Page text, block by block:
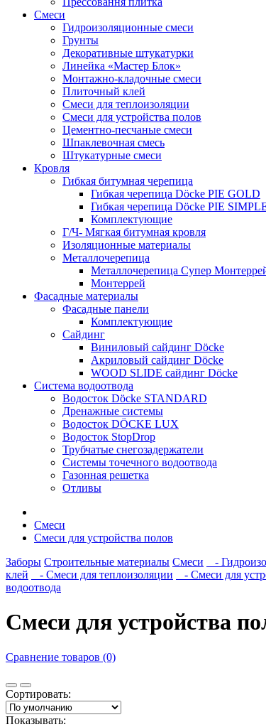
Смеси
Гидроизоляционные смеси
Грунты
Декоративные штукатурки
Линейка «Мастер Блок»
Монтажно-кладочные смеси
Плиточный клей
Смеси для теплоизоляции
Смеси для устройства полов
Цементно-песчаные смеси
Шпаклевочная смесь
Штукатурные смеси
Кровля
Гибкая битумная черепица
Гибкая черепица Döcke PIE GOLD
Гибкая черепица Döcke PIE
Комплектующие
Г/Ч- Мягкая битумная кровля
Изоляционные материалы
Металлочерепица
Металлочерепица Супер
Монтеррей
Фасадные материалы
Фасадные панели
Комплектующие
Сайдинг
Виниловый сайдинг Döcke
Акриловый сайдинг Döcke
WOOD SLIDE сайдинг Döcke
Система водоотвода
Водосток Döcke STANDARD
Дренажные системы
Водосток DÖCKE LUX
Водосток StopDrop
Трубчатые снегозадержатели
Системы точечного водоотвода
Газонная решетка
Отливы
Смеси
Смеси для устройства полов
Заборы Строительные материалы Смеси -
клей
- Смеси для теплоизоляции - Смеси для
водоотвода
Смеси для устройства
Сравнение товаров (0)
Сортировать:
Показывать: